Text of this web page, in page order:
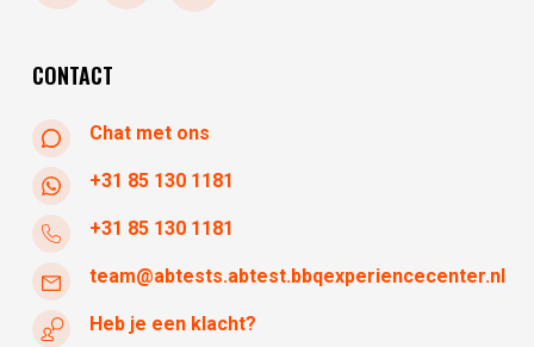
donderdag
CONTACT
Chat met ons
+31 85 130 1181
+31 85 130 1181
team@abtests.abtest.bbqexperiencecenter.nl
Heb je een klacht?